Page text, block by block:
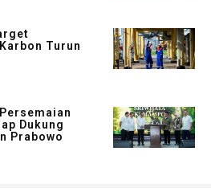
Turun
Dukung
Prabowo